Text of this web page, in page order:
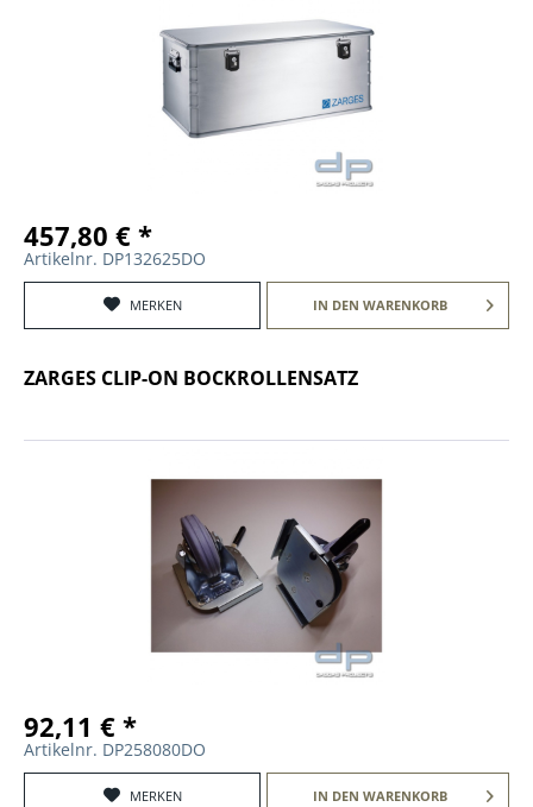
457,80 € *
Artikelnr. DP132625DO
MERKEN IN DEN WARENKORB
ZARGES CLIP-ON BOCKROLLENSATZ
92,11 € *
Artikelnr. DP258080DO
MERKEN IN DEN WARENKORB